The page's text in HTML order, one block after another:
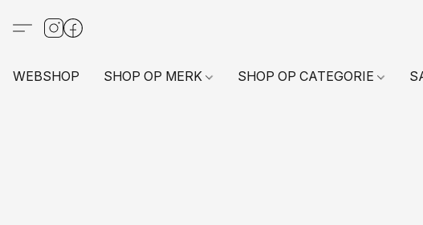
WEBSHOP SHOP OP MERK SHOP OP CATEGORIE